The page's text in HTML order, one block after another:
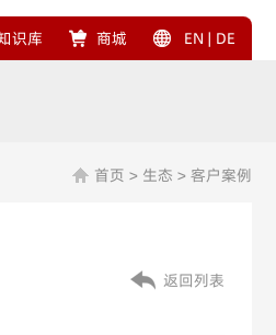
识库 商城 EN | DE
首页 > 生态 > 客户案例
返回列表